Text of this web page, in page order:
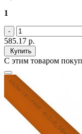
1
585.17 р.
Купить
С этим товаром